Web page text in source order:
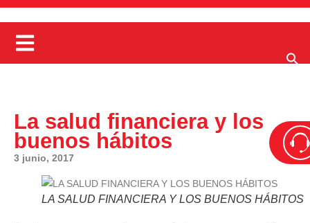
La salud financiera y los
buenos hábitos
3 junio, 2017
LA SALUD FINANCIERA Y LOS BUENOS HÁBITOS